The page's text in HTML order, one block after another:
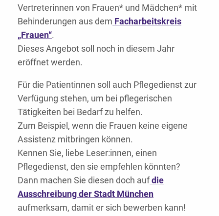
Vertreterinnen von Frauen* und Mädchen* mit
Behinderungen aus dem Facharbeitskreis
„Frauen“.
Dieses Angebot soll noch in diesem Jahr
eröffnet werden.
Für die Patientinnen soll auch Pflegedienst zur
Verfügung stehen, um bei pflegerischen
Tätigkeiten bei Bedarf zu helfen.
Zum Beispiel, wenn die Frauen keine eigene
Assistenz mitbringen können.
Kennen Sie, liebe Leser:innen, einen
Pflegedienst, den sie empfehlen könnten?
Dann machen Sie diesen doch aufdie
Ausschreibung der Stadt München
aufmerksam, damit er sich bewerben kann!